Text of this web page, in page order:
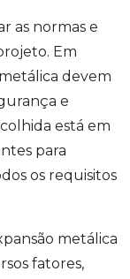
as normas e
Em
devem
e
está em
para
os requisitos
metálica
fatores,